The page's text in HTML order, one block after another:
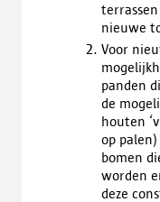
nieuwe
Voor
panden
de
houten
op
bomen
worden
deze